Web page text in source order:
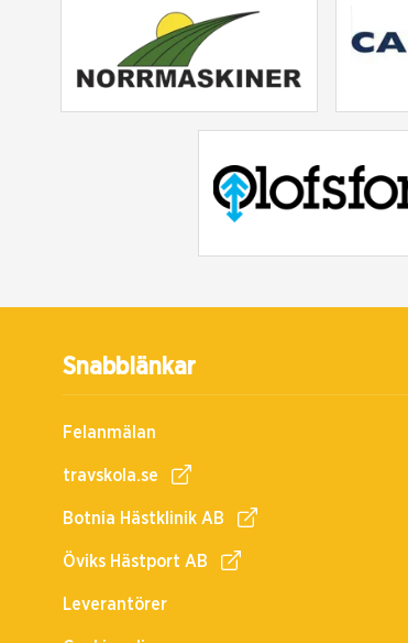
Snabblänkar
Felanmälan
travskola.se
Botnia Hästklinik AB
Öviks Hästport AB
Leverantörer